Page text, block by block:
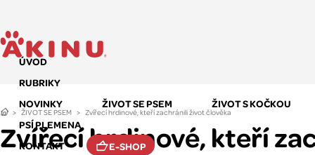
ÚVOD
RUBRIKY
NOVINKY
ŽIVOT SE PSEM
ŽIVOT S KOČKOU
PSÍ PLEMENA
KONTAKT
E-SHOP
ŽIVOT SE PSEM Zvířecí hrdinové, kteří zachránili život člověka
Zvířecí hrdinové, kteří